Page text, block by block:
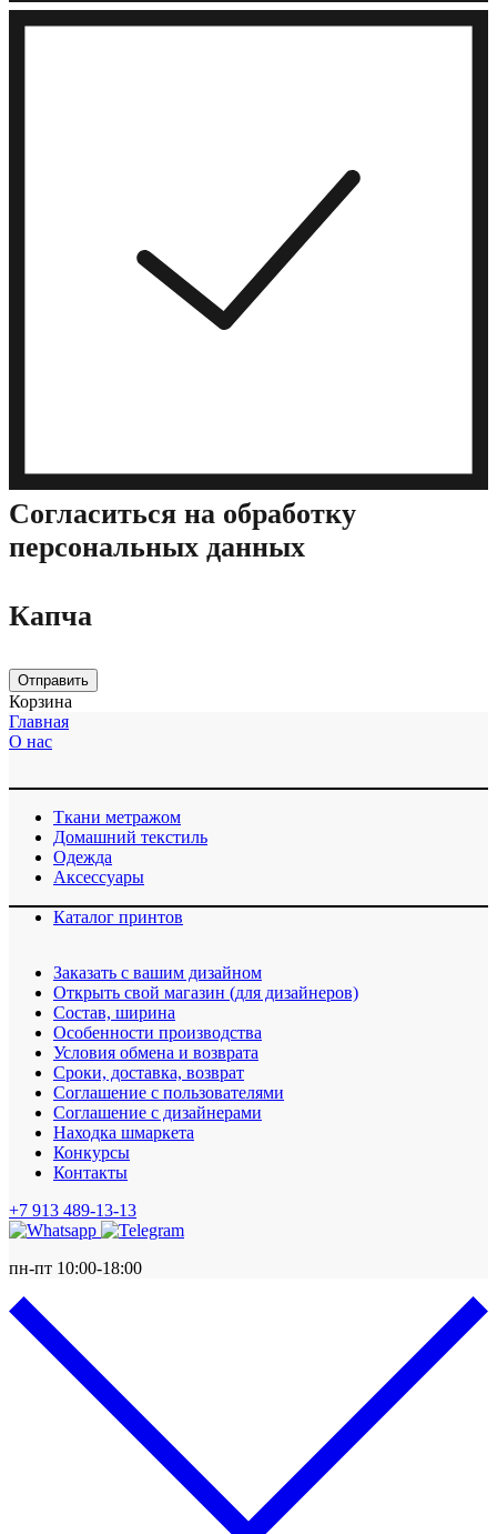
Cогласиться на обработку
персональных данных
Капча
Отправить
Корзина
Главная
О нас
Ткани метражом
Домашний текстиль
Одежда
Аксессуары
Каталог принтов
Заказать с вашим дизайном
Открыть свой магазин (для дизайнеров)
Cостав, ширина
Особенности производства
Условия обмена и возврата
Сроки, доставка, возврат
Соглашение с пользователями
Соглашение с дизайнерами
Находка шмаркета
Конкурсы
Контакты
+7 913 489-13-13
пн-пт 10:00-18:00